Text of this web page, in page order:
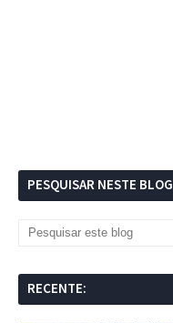
PESQUISAR NESTE BLOG
RECENTE: